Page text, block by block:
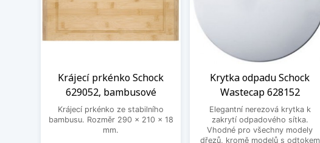
Krájecí prkénko Schock
629052, bambusové
Krájecí prkénko ze stabilního
bambusu. Rozměr 290 x 210 x 18
mm.
Krytka odpadu Schock
Wastecap 628152
Elegantní nerezová krytka k
zakrytí odpadového sítka.
Vhodné pro všechny modely
dřezů, kromě modelů s odtokem